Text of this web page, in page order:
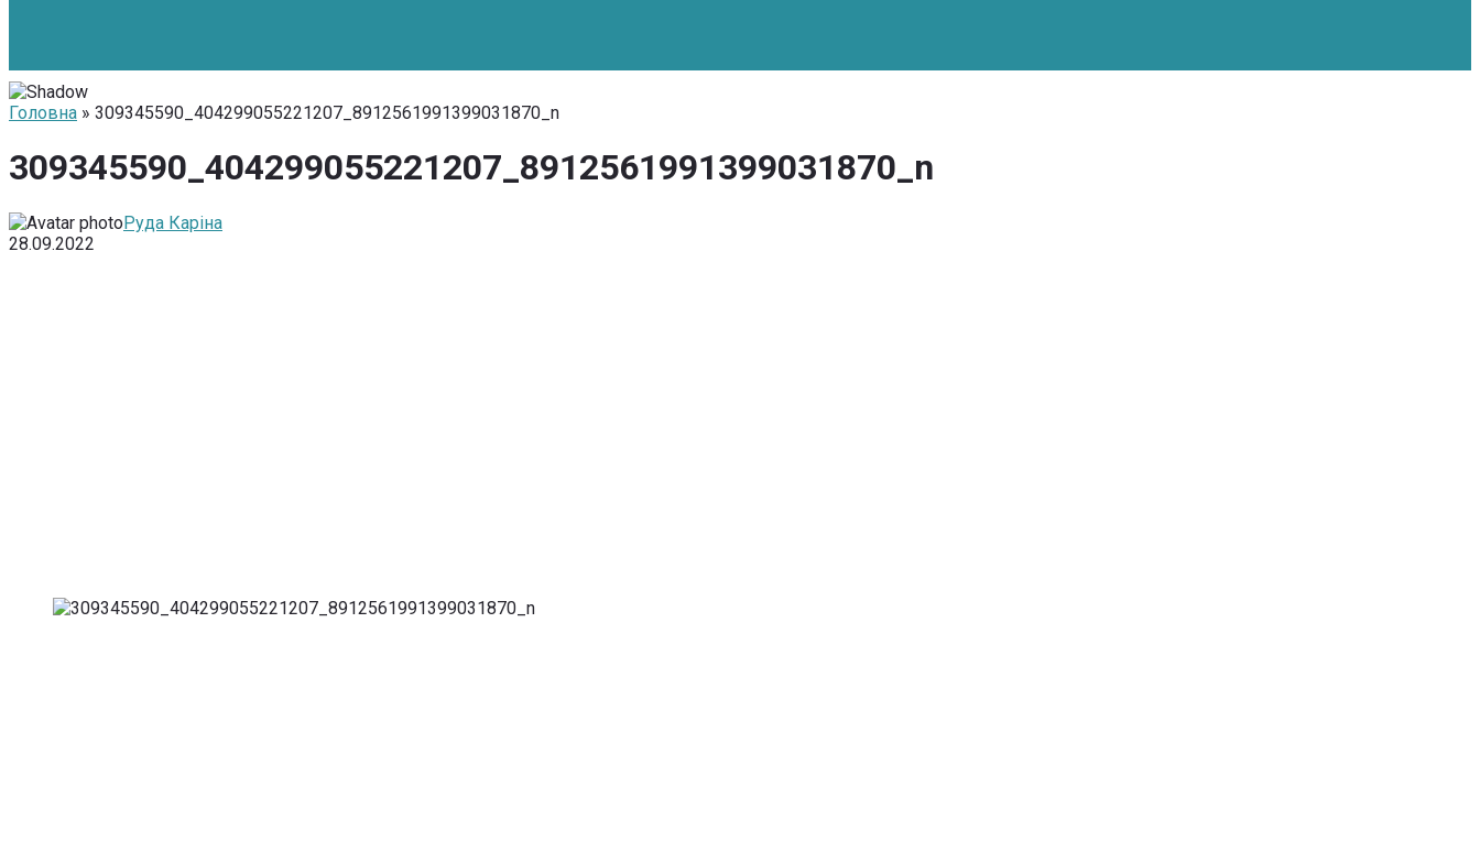
Головна » 309345590_404299055221207_8912561991399031870_n
309345590_404299055221207_8912561991399031870_n
Руда Каріна
28.09.2022